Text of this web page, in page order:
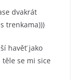
dvakrát
trenkama)))
havěť jako
se mi sice